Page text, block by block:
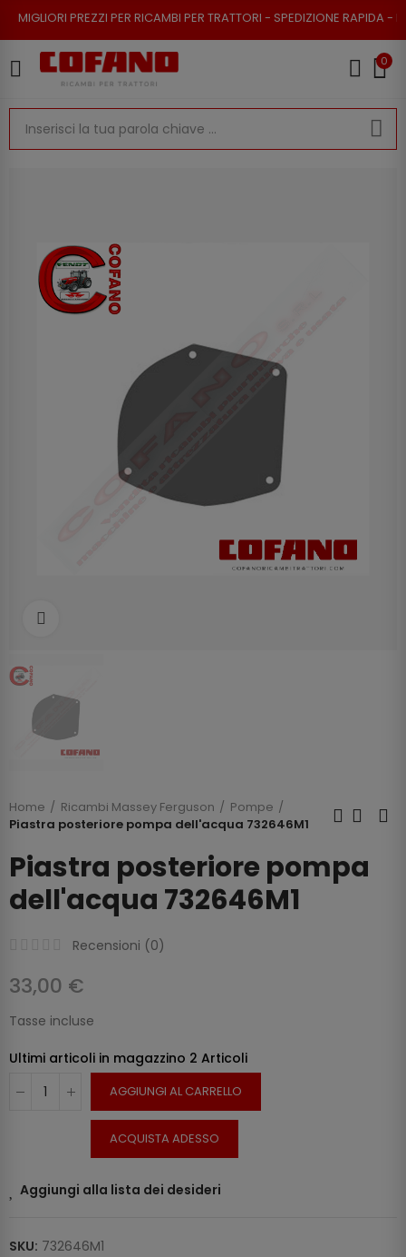
PER RICAMBI PER TRATTORI - SPEDIZIONE RAPIDA - RESO
0
Home Ricambi Massey Ferguson
Pompe
Piastra posteriore pompa dell'acqua 732646M1
Piastra posteriore pompa
dell'acqua 732646M1
Recensioni (0)
33,00 €
Tasse incluse
Ultimi articoli in magazzino 2 Articoli
AGGIUNGI AL CARRELLO
ACQUISTA ADESSO
Aggiungi alla lista dei desideri
SKU: 732646M1